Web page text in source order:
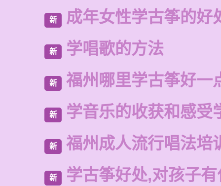
新 成年女性学古筝的好
新 学唱歌的方法
新 福州哪里学古筝好一
新 学音乐的收获和感受
新 福州成人流行唱法培
新 学古筝好处,对孩子